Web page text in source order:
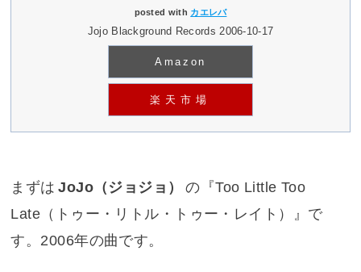
posted with カエレバ
Jojo Blackground Records 2006-10-17
Amazon
楽天市場
まずは JoJo（ジョジョ） の『Too Little Too
Late（トゥー・リトル・トゥー・レイト）
』で
す。2006年の曲です。